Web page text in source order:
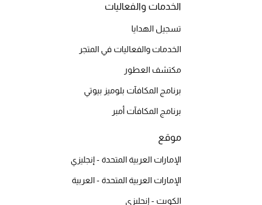
الخدمات والفعاليات
تسجيل الهدايا
الخدمات والفعاليات في المتجر
مكتشف العطور
برنامج المكافآت بلوميز بيوتي
برنامج المكافآت أمبر
موقع
الإمارات العربية المتحدة - إنجليزي
الإمارات العربية المتحدة - العربية
الكويت - إنجليزي